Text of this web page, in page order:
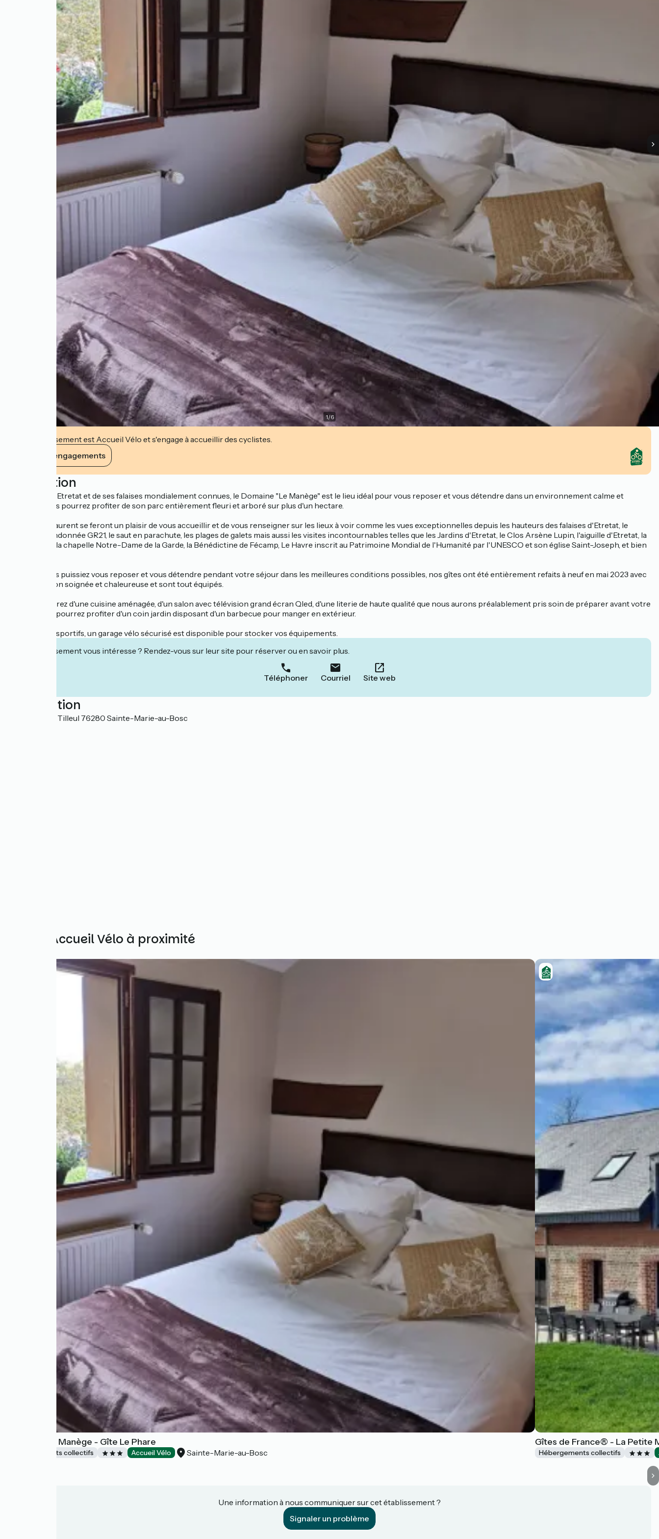
1/6
Cet établissement est Accueil Vélo et s'engage à accueillir des cyclistes.
Voir ses engagements
Description
Situé à 5km d'Etretat et de ses falaises mondialement connues, le Domaine "Le Manège" est le lieu idéal pour vous reposer et vous détendre dans un environnement calme et
apaisant. Vous pourrez profiter de son parc entièrement fleuri et arboré sur plus d'un hectare.
Caroline et Laurent se feront un plaisir de vous accueillir et de vous renseigner sur les lieux à voir comme les vues exceptionnelles depuis les hauteurs des falaises d'Etretat, le
sentier de randonnée GR21, le saut en parachute, les plages de galets mais aussi les visites incontournables telles que les Jardins d'Etretat, le Clos Arsène Lupin, l'aiguille d'Etretat, la
Manneporte, la chapelle Notre-Dame de la Garde, la Bénédictine de Fécamp, Le Havre inscrit au Patrimoine Mondial de l'Humanité par l'UNESCO et son église Saint-Joseph, et bien
Pour que vous puissiez vous reposer et vous détendre pendant votre séjour dans les meilleures conditions possibles, nos gîtes ont été entièrement refaits à neuf en mai 2023 avec
une décoration soignée et chaleureuse et sont tout équipés.
Vous disposerez d'une cuisine aménagée, d'un salon avec télévision grand écran Qled, d'une literie de haute qualité que nous aurons préalablement pris soin de préparer avant votre
arrivée. Vous pourrez profiter d'un coin jardin disposant d'un barbecue pour manger en extérieur.
Pour les plus sportifs, un garage vélo sécurisé est disponible pour stocker vos équipements.
Cet établissement vous intéresse ? Rendez-vous sur leur site pour réserver ou en savoir plus.
Téléphoner Courriel Site web
Localisation
756 Route du Tilleul 76280 Sainte-Marie-au-Bosc
Autres Accueil Vélo à proximité
Domaine Le Manège - Gîte Le Phare
Hébergements collectifs Accueil Vélo Sainte-Marie-au-Bosc
Gîtes de France® - La Petite
Hébergements collectifs
Une information à nous communiquer sur cet établissement ?
Signaler un problème